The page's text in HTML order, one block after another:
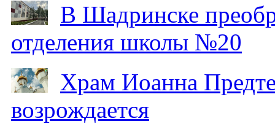
В Шадринске
отделения школы №20
Храм Иоанна
возрождается